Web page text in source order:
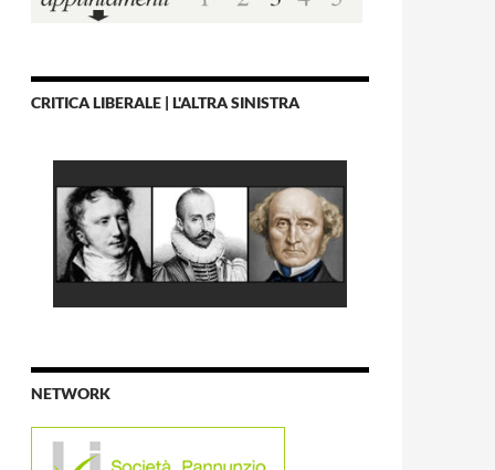
CRITICA LIBERALE | L'ALTRA SINISTRA
NETWORK